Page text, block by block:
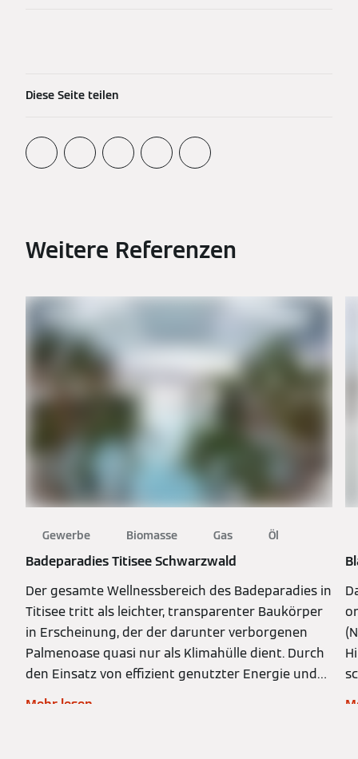
Diese Seite teilen
Weitere Referenzen
Gewerbe Biomasse Gas Öl
Badeparadies Titisee Schwarzwald
Der gesamte Wellnessbereich des Badeparadies in
Titisee tritt als leichter, transparenter Baukörper
in Erscheinung, der der darunter verborgenen
Palmenoase quasi nur als Klimahülle dient. Durch
den Einsatz von effizient genutzter Energie und
die Verwendung von Holz als regenerativ
Mehr lesen